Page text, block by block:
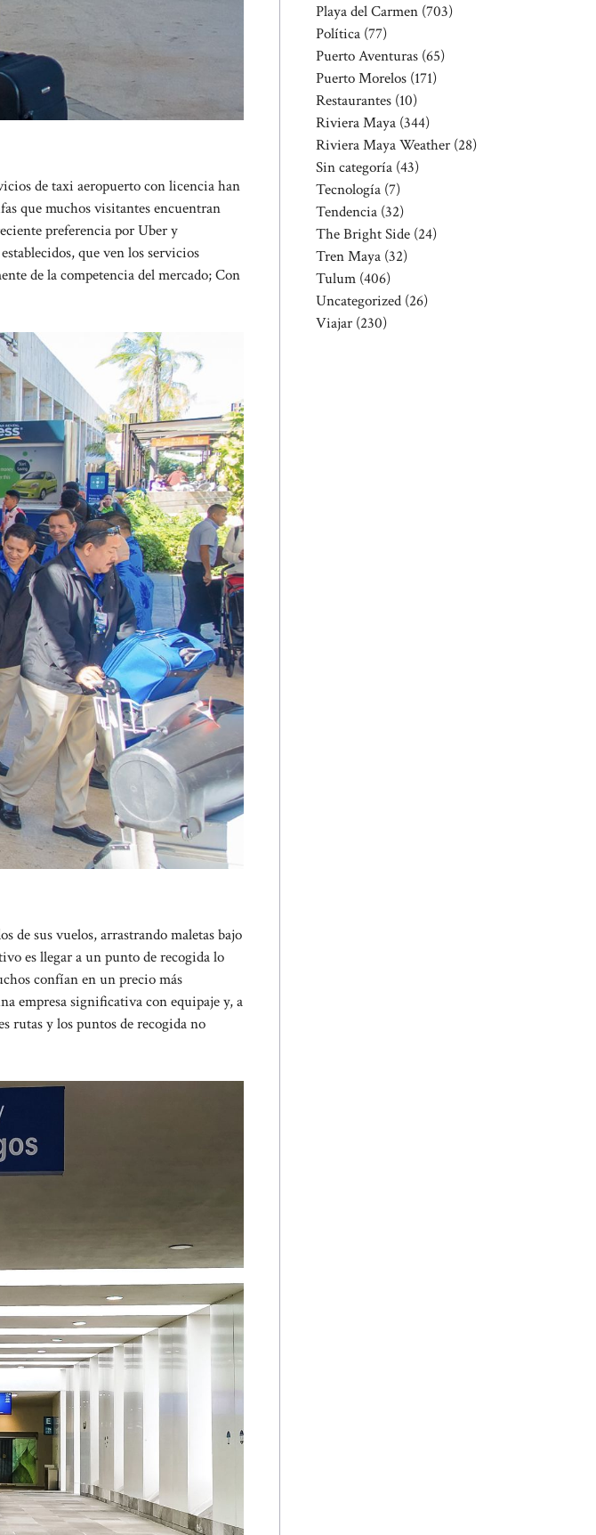
de taxi aeropuerto con licencia han
que muchos visitantes encuentran
preferencia por Uber y
que ven los servicios
de la competencia del mercado; Con
de sus vuelos, arrastrando maletas bajo
es llegar a un punto de recogida lo
confían en un precio más
empresa significativa con equipaje y, a
rutas y los puntos de recogida no
Playa del Carmen (703)
Política (77)
Puerto Aventuras (65)
Puerto Morelos (171)
Restaurantes (10)
Riviera Maya (344)
Riviera Maya Weather (28)
Sin categoría (43)
Tecnología (7)
Tendencia (32)
The Bright Side (24)
Tren Maya (32)
Tulum (406)
Uncategorized (26)
Viajar (230)